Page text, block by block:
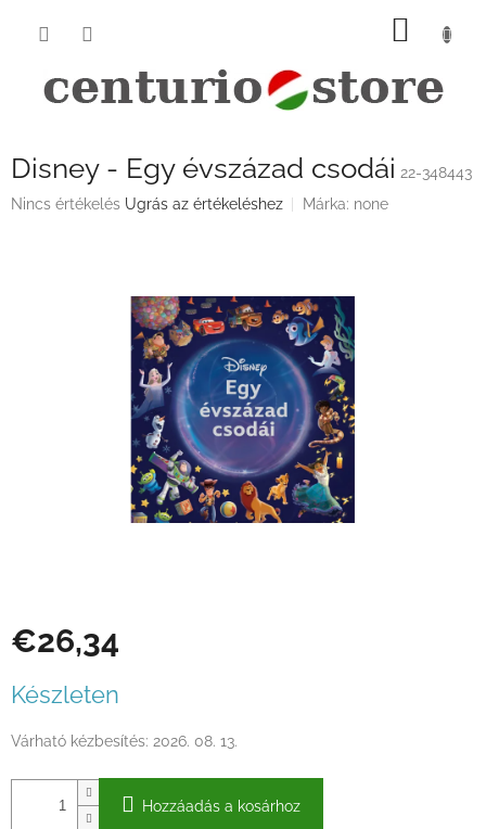
KOSÁR
Disney - Egy évszázad csodái 22-348443
A
Nincs értékelés Ugrás az értékeléshez Márka: none
€26,34
Készleten
Várható kézbesítés: 2026. 08. 13.
Hozzáadás a kosárhoz